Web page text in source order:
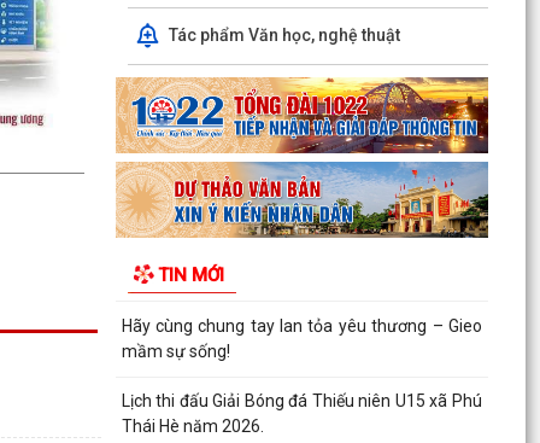
Tác phẩm Văn học, nghệ thuật
TIN MỚI
Trung tâm Dịch vụ sự nghiệp công xã Phú Thái
đã tổ chức 08 lớp tập huấn chuyển giao khoa
học kỹ...
Công an xã Phú Thái phát hiện và xử lý 02
trường hợp đăng tải nội dung xuyên tạc sai sự
thật trên...
Công an xã Phú Thái khuyến cáo phòng, chống
"Nhiệm vụ...
Chiều 5/8, tại Hà Nội, Tổng Bí thư, Chủ tịch nước
Tô Lâm đã tiếp Đô đốc Samuel Paparo, Tư lệnh
Quy định về xóa tên trong danh sách đảng viên